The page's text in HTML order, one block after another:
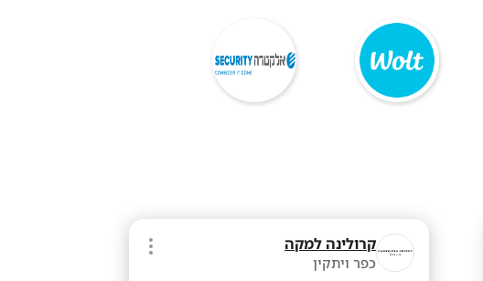
קרולינה למקה
כפר ויתקין